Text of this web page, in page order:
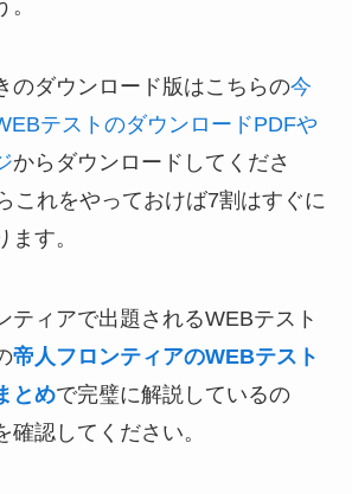
のダウンロード版はこちらの今
テストのダウンロードPDFや
からダウンロードしてくださ
これをやっておけば7割はすぐに
す。
ティアで出題されるWEBテスト
帝人フロンティアのWEBテスト
とめで完璧に解説しているの
確認してください。